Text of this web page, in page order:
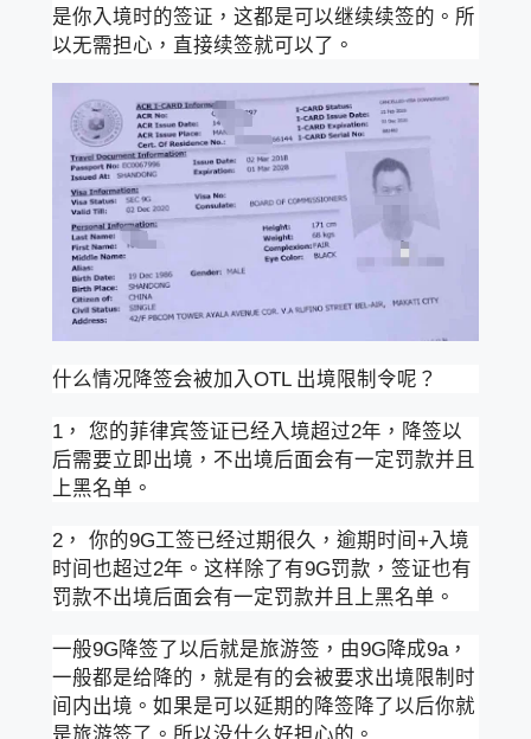
是你入境时的签证，这都是可以继续续签的。所
以无需担心，直接续签就可以了。
什么情况降签会被加入OTL 出境限制令呢？
1， 您的菲律宾签证已经入境超过2年，降签以
后需要立即出境，不出境后面会有一定罚款并且
上黑名单。
2， 你的9G工签已经过期很久，逾期时间+入境
时间也超过2年。这样除了有9G罚款，签证也有
罚款不出境后面会有一定罚款并且上黑名单。
一般9G降签了以后就是旅游签，由9G降成9a，
一般都是给降的，就是有的会被要求出境限制时
间内出境。如果是可以延期的降签降了以后你就
是旅游签了。所以没什么好担心的。